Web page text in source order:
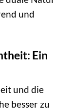
und
Ein
und die
besser zu